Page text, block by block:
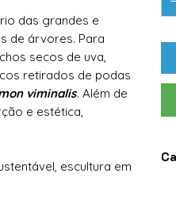
das grandes e
de árvores. Para
secos de uva,
retirados de podas
viminalis. Além de
e estética,
escultura em